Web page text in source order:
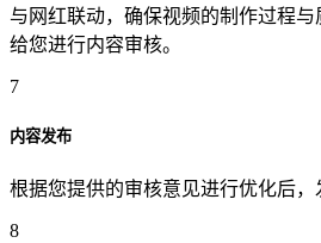
与网红联动，确保视频的制作过程
给您进行内容审核。
7
内容发布
根据您提供的审核意见进行优化后，
8